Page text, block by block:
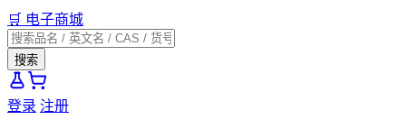
🛒 电子商城
搜索
登录 注册